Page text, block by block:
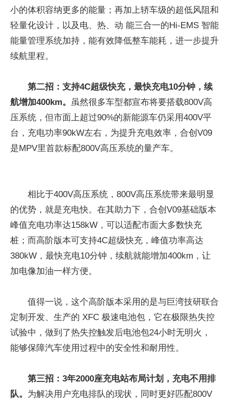
小的体积容纳更多的能量；再加上轿车级的超低风阻和
轻量化设计，以及电、热、动 能三合一的Hi-EMS 智能
能量管理系统加持，能有效降低整车能耗，进一步提升
续航里程。
第二招：支持4C超级快充，最快充电10分钟，续
航增加400km。 虽然很多车型都宣布将要搭载800V高
压系统，但市面上超过90%的新能源车仍采用400V平
台，充电功率90kW左右，为提升充电效率，合创V09
是MPV里首款标配800V高压系统的量产车。
相比于400V高压系统，800V高压系统带来最明显
的优势，就是充电快。在其助力下，合创V09基础版本
峰值充电功率达158kW，可以适配市面大多数快充
桩；而高阶版本可支持4C超级快充，峰值功率高达
380kW，最快充电10分钟，续航就能增加400km，让
加电像加油一样方便。
值得一说，这个高阶版本采用的是与巨湾技研联合
定制开发、生产的 XFC 极速电池包，它在极限热失控
试验中，做到了热失控触发后电池包24小时无明火，
能够保障汽车使用过程中的安全性和耐用性。
第三招：3年2000座充电站布局计划，充电不用排
队。 为解决用户充电排队的现状，同时更好匹配800V